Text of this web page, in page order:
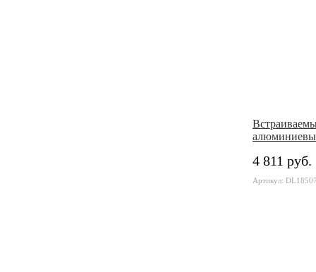
4 811 руб.
Артикул: